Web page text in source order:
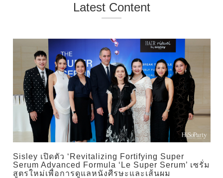
Latest Content
Sisley เปิดตัว ‘Revitalizing Fortifying Super
Serum Advanced Formula ‘Le Super Serum’ เซรั่ม
สูตรใหม่เพื่อการดูแลหนังศีรษะและเส้นผม